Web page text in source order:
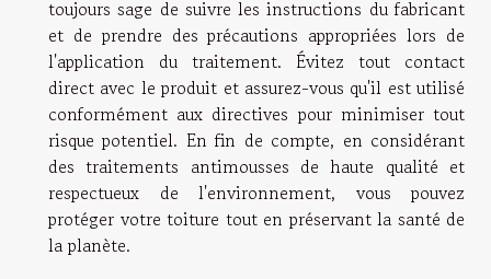
toujours sage de suivre les instructions du fabricant
et de prendre des précautions appropriées lors de
l'application du traitement. Évitez tout contact
direct avec le produit et assurez-vous qu'il est utilisé
conformément aux directives pour minimiser tout
risque potentiel. En fin de compte, en considérant
des traitements antimousses de haute qualité et
respectueux de l'environnement, vous pouvez
protéger votre toiture tout en préservant la santé de
la planète.